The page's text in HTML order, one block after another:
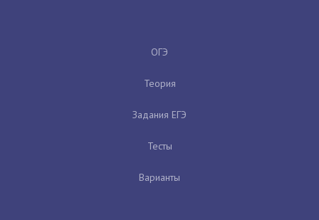
ОГЭ
Теория
Задания ЕГЭ
Тесты
Варианты